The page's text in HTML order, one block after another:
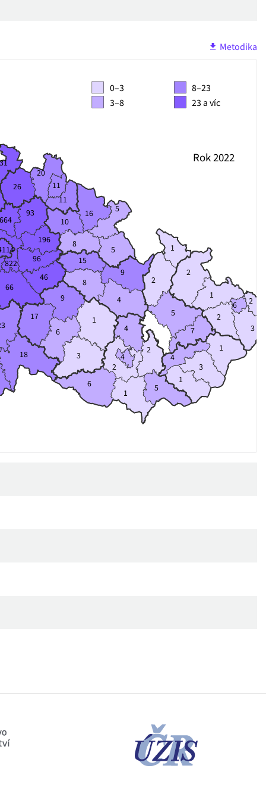
Metodika
96
66
46
664
93
196
822
18
26
11
20
11
8
10
5
5
16
8
15
4
9
9
6
17
3
1
4
4
2
1 5
2
6
1
5
7
2
4
1
1
3
2
3
2
2
1
6
Rok 2022
0–3
3–8
8–23
23 a víc